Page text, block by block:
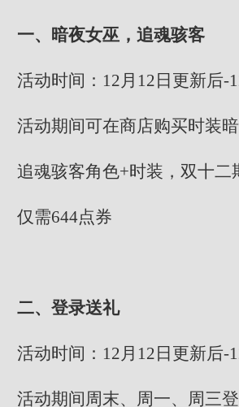
一、暗夜女巫，追魂骇客
活动时间：12月12日更新后-
活动期间可在商店购买时装
追魂骇客角色+时装，双十二
仅需644点券
二、登录送礼
活动时间：12月12日更新后-
活动期间周末、周一、周三